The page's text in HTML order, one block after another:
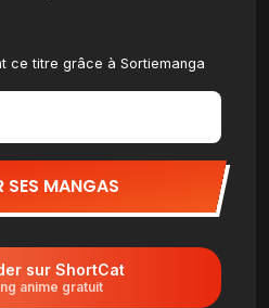
ce titre grâce à Sortiemanga
SES MANGAS
sur ShortCat
anime gratuit